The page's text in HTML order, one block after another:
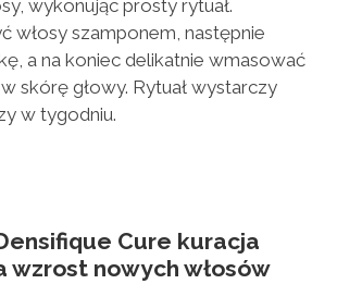
wykonując prosty rytuał.
włosy szamponem, następnie
a na koniec delikatnie wmasować
skórę głowy. Rytuał wystarczy
w tygodniu.
Cure kuracja
wzrost nowych włosów